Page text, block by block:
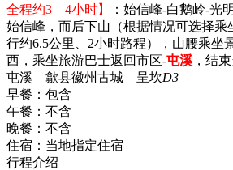
全程约3—4小时】
：始信峰-白鹅岭-光
始信峰，而后下山（根据情况可选择乘
行约6.5公里、2小时路程），山腰乘坐
西，乘坐旅游巴士返回市区-屯溪 ，结
屯溪—歙县徽州古城—呈坎D3
早餐： 包含
午餐： 不含
晚餐： 不含
住宿： 当地指定住宿
行程介绍